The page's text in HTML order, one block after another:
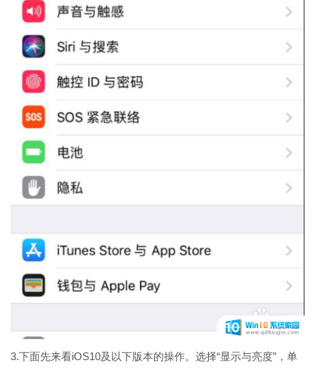
3.下面先来看iOS10及以下版本的操作。选择“显示与亮度”，单